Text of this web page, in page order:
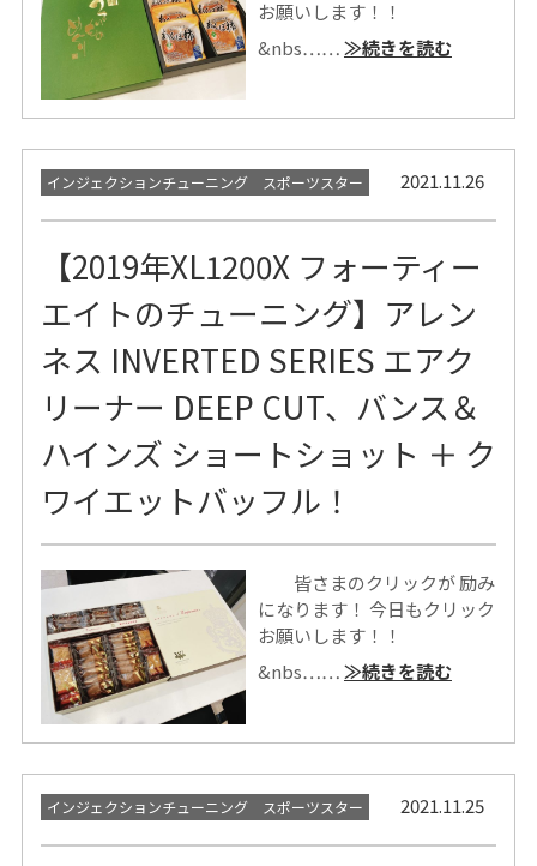
お願いします！！
&nbs……≫続きを読む
2021.11.26
インジェクションチューニング スポーツスター
【2019年XL1200X フォーティー
エイトのチューニング】アレン
ネス INVERTED SERIES エアク
リーナー DEEP CUT、バンス＆
ハインズ ショートショット ＋ ク
ワイエットバッフル！
皆さまのクリックが 励み
になります！ 今日もクリック
お願いします！！
&nbs……≫続きを読む
2021.11.25
インジェクションチューニング スポーツスター